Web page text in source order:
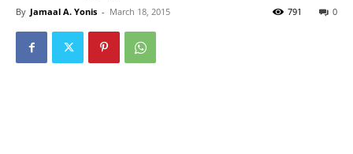
By Jamaal A. Yonis - March 18, 2015 0
791